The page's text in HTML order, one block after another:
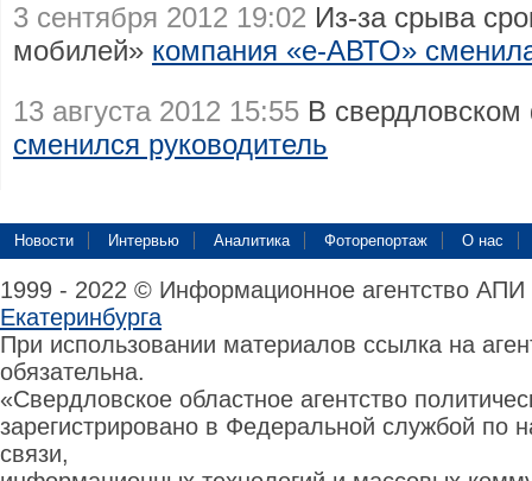
3 сентября 2012 19:02 Из-за срыва
мобилей» компания «е-АВТО»
13 августа 2012 15:55 В
сменился руководитель
Новости Интервью Аналитика Фоторепортаж О нас
1999 - 2022 © Информационное агентство
Екатеринбурга
При использовании материалов ссылка на
обязательна.
«Свердловское областное агентство
зарегистрировано в Федеральной службой по
связи,